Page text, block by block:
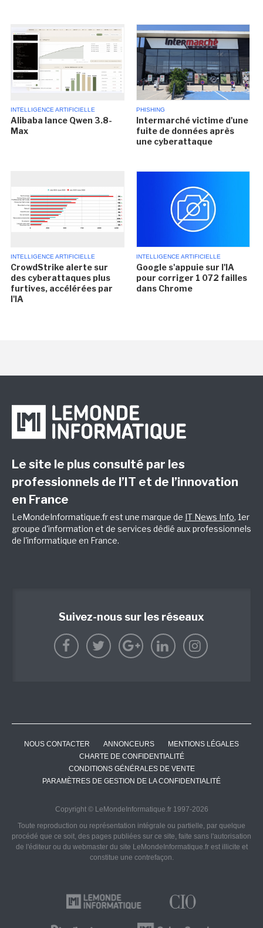
INTELLIGENCE ARTIFICIELLE
Alibaba lance Qwen 3.8-
Max
PHISHING
Intermarché victime d'une
fuite de données après
une cyberattaque
INTELLIGENCE ARTIFICIELLE
CrowdStrike alerte sur
des cyberattaques plus
furtives, accélérées par
l'IA
INTELLIGENCE ARTIFICIELLE
Google s'appuie sur l'IA
pour corriger 1 072 failles
dans Chrome
Le site le plus consulté par les
professionnels de l’IT et de l’innovation
en France
LeMondeInformatique.fr est une marque de IT News Info, 1er
groupe d'information et de services dédié aux professionnels
de l'informatique en France.
Suivez-nous sur les réseaux
NOUS CONTACTER ANNONCEURS
MENTIONS LÉGALES
CHARTE DE CONFIDENTIALITÉ
CONDITIONS GÉNÉRALES DE VENTE
PARAMÈTRES DE GESTION DE LA CONFIDENTIALITÉ
Copyright © LeMondeInformatique.fr 1997-2026
Toute reproduction ou représentation intégrale ou partielle, par quelque
procédé que ce soit, des pages publiées sur ce site, faite sans l'autorisation
de l'éditeur ou du webmaster du site LeMondeInformatique.fr est illicite et
constitue une contrefaçon.